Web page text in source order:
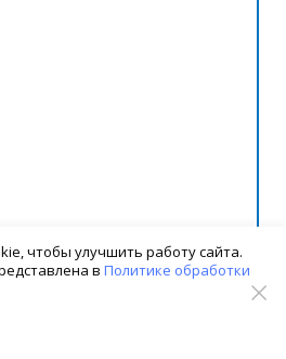
чтобы улучшить работу сайта.
в Политике обработки